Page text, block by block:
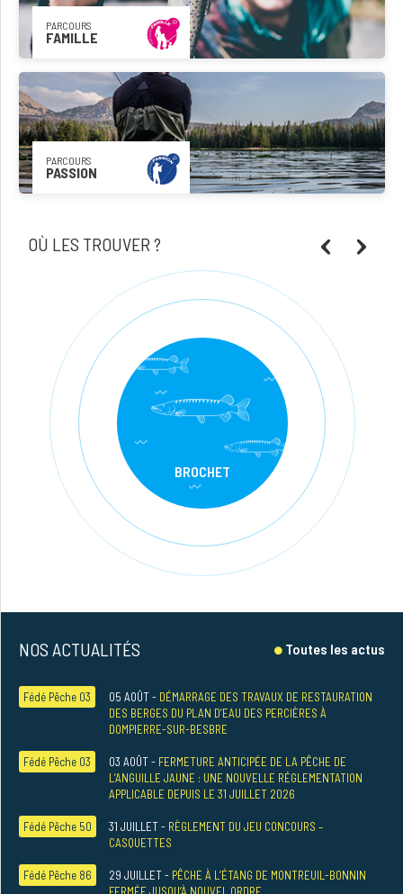
PARCOURS
FAMILLE
PARCOURS
PASSION
OÙ LES TROUVER ?
BROCHET
NOS ACTUALITÉS
Fédé Pêche 03 05 AOÛT - DÉMARRAGE DES TRAVAUX DE RESTAURATION
DES BERGES DU PLAN D’EAU DES PERCIÈRES À
DOMPIERRE-SUR-BESBRE
Fédé Pêche 03 03 AOÛT - FERMETURE ANTICIPÉE DE LA PÊCHE DE
L’ANGUILLE JAUNE : UNE NOUVELLE RÉGLEMENTATION
APPLICABLE DEPUIS LE 31 JUILLET 2026
Fédé Pêche 50 31 JUILLET - RÈGLEMENT DU JEU CONCOURS –
CASQUETTES
Fédé Pêche 86 29 JUILLET - PÊCHE À L’ÉTANG DE MONTREUIL-BONNIN
FERMÉE JUSQU’À NOUVEL ORDRE
Toutes les actus